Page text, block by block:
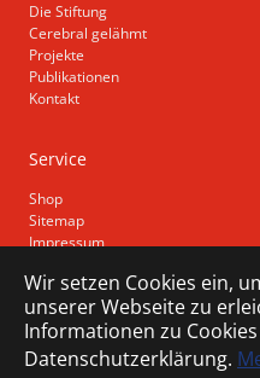
Wir setzen Cookies ein,
unserer Webseite zu
Informationen zu
Datenschutzerklärung.
Die Stiftung
Cerebral gelähmt
Projekte
Publikationen
Kontakt
Service
Shop
Sitemap
Impressum
Barrierefreiheit
Steuerbefreiungsnummer: CHE-